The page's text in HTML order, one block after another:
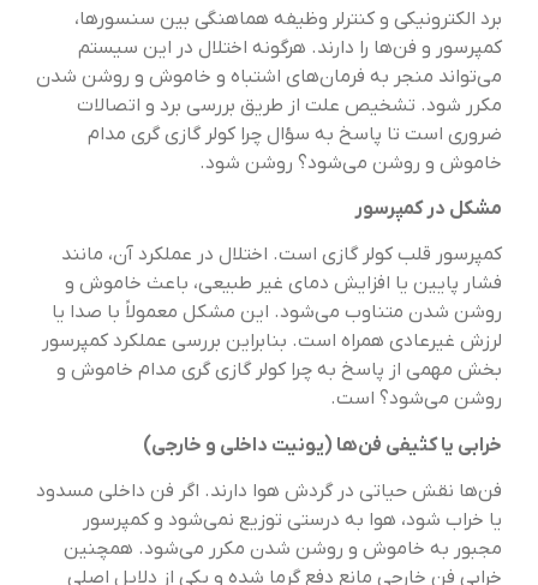
برد الکترونیکی و کنترلر وظیفه هماهنگی بین سنسورها،
کمپرسور و فن‌ها را دارند. هرگونه اختلال در این سیستم
می‌تواند منجر به فرمان‌های اشتباه و خاموش و روشن شدن
مکرر شود. تشخیص علت از طریق بررسی برد و اتصالات
ضروری است تا پاسخ به سؤال چرا کولر گازی گری مدام
خاموش و روشن می‌شود؟ روشن شود.
مشکل در کمپرسور
کمپرسور قلب کولر گازی است. اختلال در عملکرد آن، مانند
فشار پایین یا افزایش دمای غیر طبیعی، باعث خاموش و
روشن شدن متناوب می‌شود. این مشکل معمولاً با صدا یا
لرزش غیرعادی همراه است. بنابراین بررسی عملکرد کمپرسور
بخش مهمی از پاسخ به چرا کولر گازی گری مدام خاموش و
روشن می‌شود؟ است.
خرابی یا کثیفی فن‌ها (یونیت داخلی و خارجی)
فن‌ها نقش حیاتی در گردش هوا دارند. اگر فن داخلی مسدود
یا خراب شود، هوا به درستی توزیع نمی‌شود و کمپرسور
مجبور به خاموش و روشن شدن مکرر می‌شود. همچنین
خرابی فن خارجی مانع دفع گرما شده و یکی از دلایل اصلی